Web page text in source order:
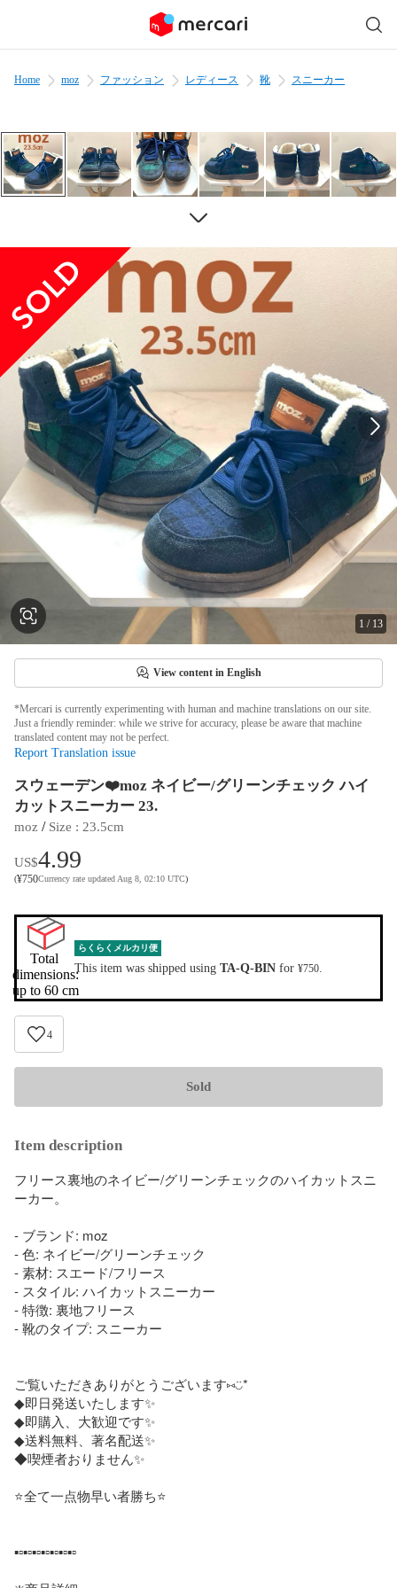
Home moz ファッション レディース 靴 スニーカー
1 / 13
View content in English
*Mercari is currently experimenting with human and machine translations on our site.
Just a friendly reminder: while we strive for accuracy, please be aware that machine
translated content may not be perfect.
Report Translation issue
スウェーデン❤️moz ネイビー/グリーンチェック ハイ
カットスニーカー 23.
moz / Size : 23.5cm
US$4.99
(¥750Currency rate updated Aug 8, 02:10 UTC)
Total
dimensions:
up to 60 cm
らくらくメルカリ便
This item was shipped using TA-Q-BIN for ¥750.
4
Sold
Item description
フリース裏地のネイビー/グリーンチェックのハイカットスニ
ーカー。
- ブランド: moz
- 色: ネイビー/グリーンチェック
- 素材: スエード/フリース
- スタイル: ハイカットスニーカー
- 特徴: 裏地フリース
- 靴のタイプ: スニーカー
ご覧いただきありがとうございます⑅◡̈*
◆即日発送いたします✨
◆即購入、大歓迎です✨
◆送料無料、著名配送✨
◆喫煙者おりません✨
⭐️全て一点物早い者勝ち⭐️
▪️▫️▪️▫️▪️▫️▪️▫️▪️▫️▪️▫️▪️▫️